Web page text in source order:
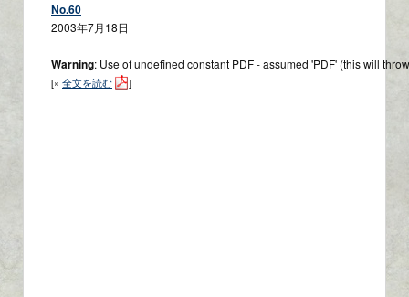
No.60
2003年7月18日
Warning: Use of undefined constant PDF - assumed 'PDF' (this will
[» 全文を読む ]